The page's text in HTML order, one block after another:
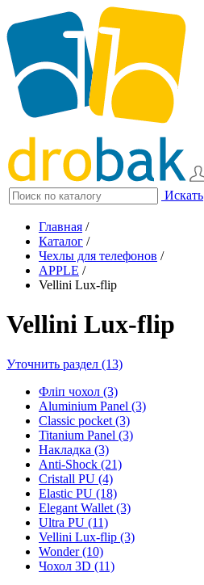
Искать
Главная /
Каталог /
Чехлы для телефонов /
APPLE /
Vellini Lux-flip
Vellini Lux-flip
Уточнить раздел (13)
Фліп чохол (3)
Aluminium Panel (3)
Classic pocket (3)
Titanium Panel (3)
Накладка (3)
Anti-Shock (21)
Cristall PU (4)
Elastic PU (18)
Elegant Wallet (3)
Ultra PU (11)
Vellini Lux-flip (3)
Wonder (10)
Чохол 3D (11)